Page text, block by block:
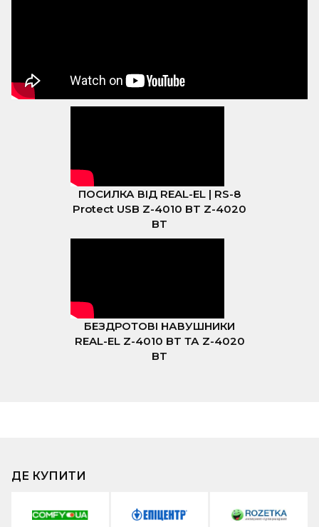
ПОСИЛКА ВІД REAL-EL | RS-8
Protect USB Z-4010 BT Z-4020
BT
БЕЗДРОТОВІ НАВУШНИКИ
REAL-EL Z-4010 BT ТА Z-4020
BT
ДЕ КУПИТИ